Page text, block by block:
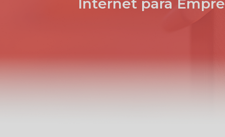
Internet para